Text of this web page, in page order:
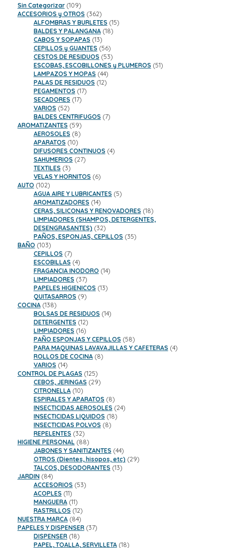
Sin Categorizar 109109
productos
ACCESORIOS y OTROS 362362
productos
ALFOMBRAS Y BURLETES 1515
BALDES Y PALANGANA 1818
CABOS Y SOPAPAS 1313
productos
CEPILLOS y GUANTES 5656
productos
CESTOS DE RESIDUOS 5353
productos
ESCOBAS, ESCOBILLONES y PLUMEROS 5151
LAMPAZOS Y MOPAS 4444
productos
PALAS DE RESIDUOS 1212
PEGAMENTOS 1717
SECADORES 1717
VARIOS 5252
productos
BALDES CENTRIFUGOS 77
AROMATIZANTES 5959
productos
AEROSOLES 88
productos
APARATOS 1010
productos
DIFUSORES CONTINUOS 44
SAHUMERIOS 2727
TEXTILES 33
productos
VELAS Y HORNITOS 66
AUTO 102102
productos
AGUA AIRE Y LUBRICANTES 55
AROMATIZADORES 1414
productos
CERAS, SILICONAS Y RENOVADORES 1818
productos
LIMPIADORES (SHAMPOS, DETERGENTES,
DESENGRASANTES) 3232
productos
PAÑOS, ESPONJAS, CEPILLOS 3535
BAÑO 103103
productos
CEPILLOS 77
productos
ESCOBILLAS 44
productos
FRAGANCIA INODORO 1414
LIMPIADORES 3737
productos
PAPELES HIGIENICOS 1313
QUITASARROS 99
COCINA 138138
productos
BOLSAS DE RESIDUOS 1414
DETERGENTES 1212
productos
LIMPIADORES 1616
productos
PAÑO ESPONJAS Y CEPILLOS 5858
productos
PARA MAQUINAS LAVAVAJILLAS Y CAFETERAS 44
ROLLOS DE COCINA 88
VARIOS 1414
productos
CONTROL DE PLAGAS 125125
productos
CEBOS, JERINGAS 2929
CITRONELLA 1010
productos
ESPIRALES Y APARATOS 88
productos
INSECTICIDAS AEROSOLES 2424
INSECTICIDAS LIQUIDOS 1818
INSECTICIDAS POLVOS 88
REPELENTES 3232
productos
HIGIENE PERSONAL 8888
productos
JABONES Y SANITIZANTES 4444
productos
OTROS (Dientes, hisopos, etc) 2929
TALCOS, DESODORANTES 1313
JARDIN 8484
productos
ACCESORIOS 5353
ACOPLES 1111
productos
MANGUERA 1111
productos
RASTRILLOS 1212
productos
NUESTRA MARCA 8484
productos
PAPELES Y DISPENSER 3737
DISPENSER 1818
productos
PAPEL, TOALLA, SERVILLETA 1818